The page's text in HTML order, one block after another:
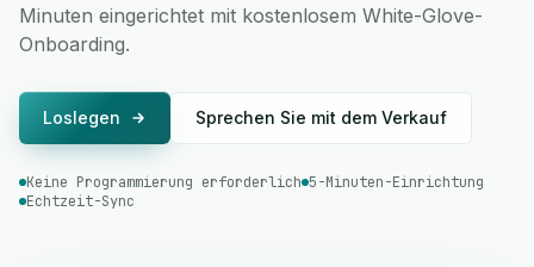
Minuten eingerichtet mit kostenlosem White-Glove-
Onboarding.
Loslegen Sprechen Sie mit dem Verkauf
Keine Programmierung erforderlich 5-Minuten-Einrichtung
Echtzeit-Sync